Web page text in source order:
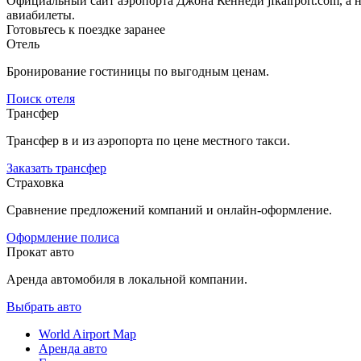
авиабилеты.
Готовьтесь к поездке заранее
Отель
Бронирование гостиницы по выгодным ценам.
Поиск отеля
Трансфер
Трансфер в и из аэропорта по цене местного такси.
Заказать трансфер
Страховка
Сравнение предложений компаний и онлайн-оформление.
Оформление полиса
Прокат авто
Аренда автомобиля в локальной компании.
Выбрать авто
World Airport Map
Аренда авто